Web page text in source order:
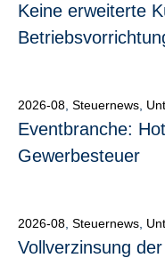
Keine erweiterte
2026-08 Steuernews
Eventbranche:
Gewerbesteuer
2026-08 Steuernews
Vollverzinsung